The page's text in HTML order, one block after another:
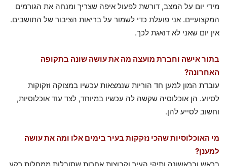
מידי יום על המצב, דורשת לפעול איפה שצריך ומנחה את הגורמים
המקצועיים. אני פועלת כדי לשמור על בריאות הציבור של התושבים.
אין יום שאני לא דואגת לכך.
בתור אישה וחברת מועצה מה את עושה שונה בתקופה
האחרונה?
עובדת המון למען חד הוריות שנמצאות עכשיו במצוקה וזקוקות
לסיוע. הן אוכלוסיה שקשה לה עכשיו במיוחד, לצד עוד אוכלוסיות,
וחשוב לסייע להן.
מי האוכלוסיות שהכי נזקקות בעיר בימים אלו ומה את עושה
למענן?